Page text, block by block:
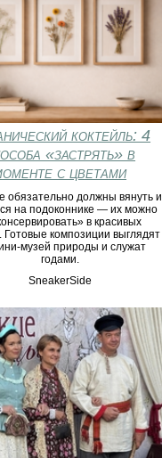
коктейль: 4
«застрять» в
с цветами
обязательно должны вянуть и
на подоконнике — их можно
в красивых
композиции выглядят
музей природы и служат
годами.
SneakerSide